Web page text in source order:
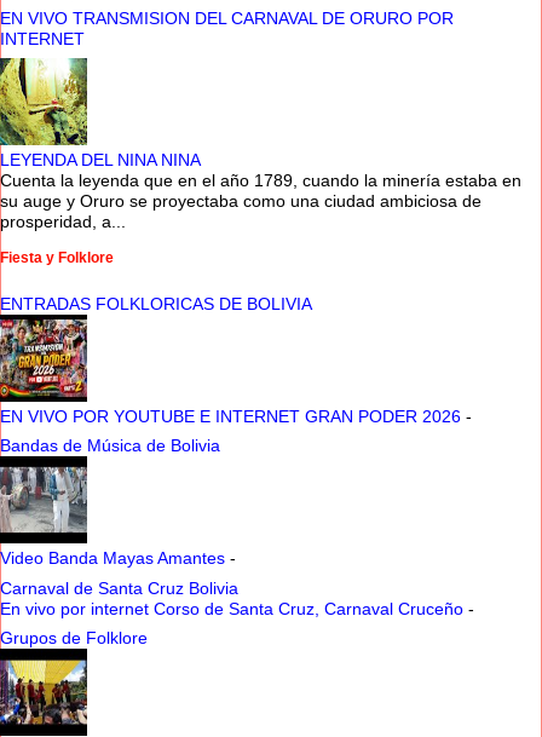
EN VIVO TRANSMISION DEL CARNAVAL DE ORURO POR
INTERNET
LEYENDA DEL NINA NINA
Cuenta la leyenda que en el año 1789, cuando la minería estaba en
su auge y Oruro se proyectaba como una ciudad ambiciosa de
prosperidad, a...
Fiesta y Folklore
ENTRADAS FOLKLORICAS DE BOLIVIA
EN VIVO POR YOUTUBE E INTERNET GRAN PODER 2026 -
Bandas de Música de Bolivia
Video Banda Mayas Amantes -
Carnaval de Santa Cruz Bolivia
En vivo por internet Corso de Santa Cruz, Carnaval Cruceño -
Grupos de Folklore